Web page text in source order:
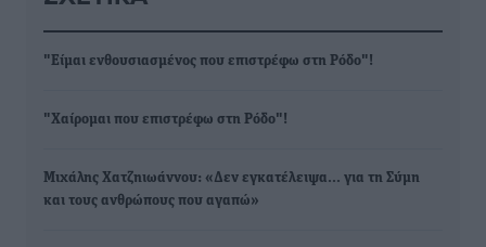
"Είμαι ενθουσιασμένος που επιστρέφω στη Ρόδο"!
"Χαίρομαι που επιστρέφω στη Ρόδο"!
Μιχάλης Χατζηιωάννου: «Δεν εγκατέλειψα… για τη Σύμη
και τους ανθρώπους που αγαπώ»